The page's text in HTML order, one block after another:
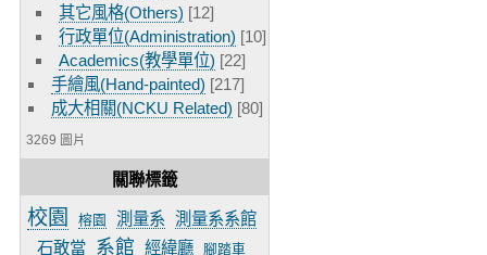
其它風格(Others) [12]
行政單位(Administration) [10]
Academics(教學單位) [22]
手繪風(Hand-painted) [217]
成大相關(NCKU Related) [80]
3269 圖片
關聯標籤
校園 榕園 測量系 測量系系館
石敢當 系館 經緯廳 腳踏車